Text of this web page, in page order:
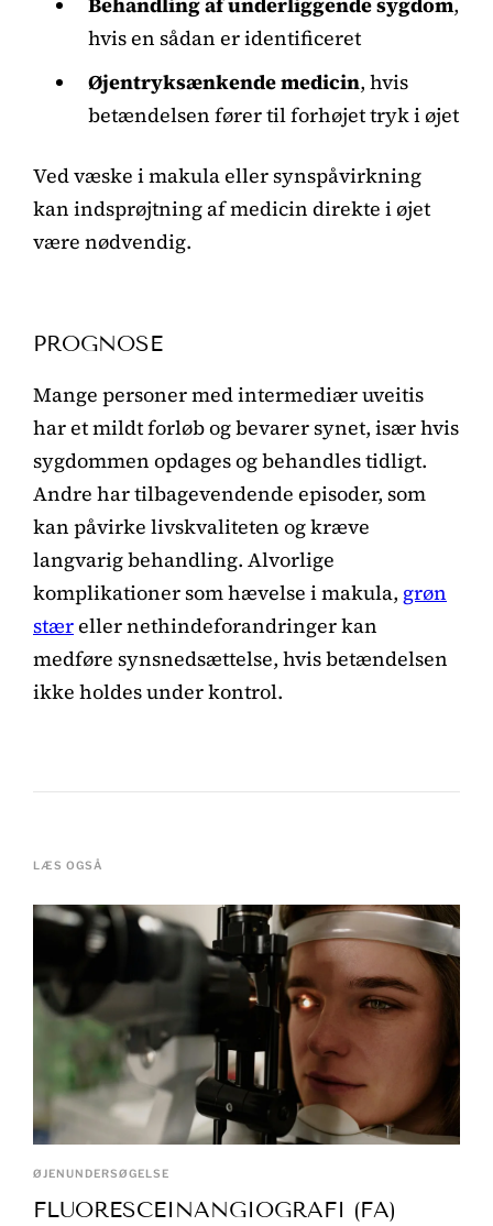
hvis en sådan er identificeret
Øjentryksænkende medicin, hvis
betændelsen fører til forhøjet tryk i øjet
Ved væske i makula eller synspåvirkning
kan indsprøjtning af medicin direkte i øjet
være nødvendig.
PROGNOSE
Mange personer med intermediær uveitis
har et mildt forløb og bevarer synet, især hvis
sygdommen opdages og behandles tidligt.
Andre har tilbagevendende episoder, som
kan påvirke livskvaliteten og kræve
langvarig behandling. Alvorlige
komplikationer som hævelse i makula, grøn
stæreller nethindeforandringer kan
medføre synsnedsættelse, hvis betændelsen
ikke holdes under kontrol.
LÆS OGSÅ
ØJENUNDERSØGELSE
FLUORESCEINANGIOGRAFI (FA)